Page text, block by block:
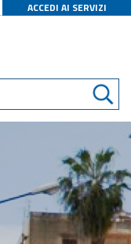
ACCEDI AI SERVIZI